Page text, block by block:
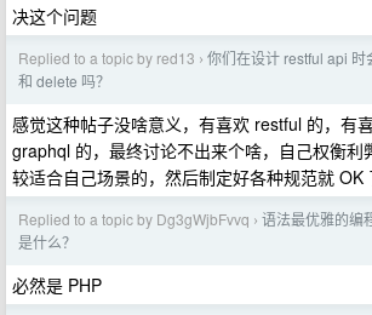
决这个问题
Replied to a topic by red13 › 你们在设计 restful api 时
和 delete 吗？
感觉这种帖子没啥意义，有喜欢 restful 的，有
graphql 的，最终讨论不出来个啥，自己权衡利
较适合自己场景的，然后制定好各种规范就 OK
Replied to a topic by Dg3gWjbFvvq › 语法最优雅的编
是什么？
必然是 PHP